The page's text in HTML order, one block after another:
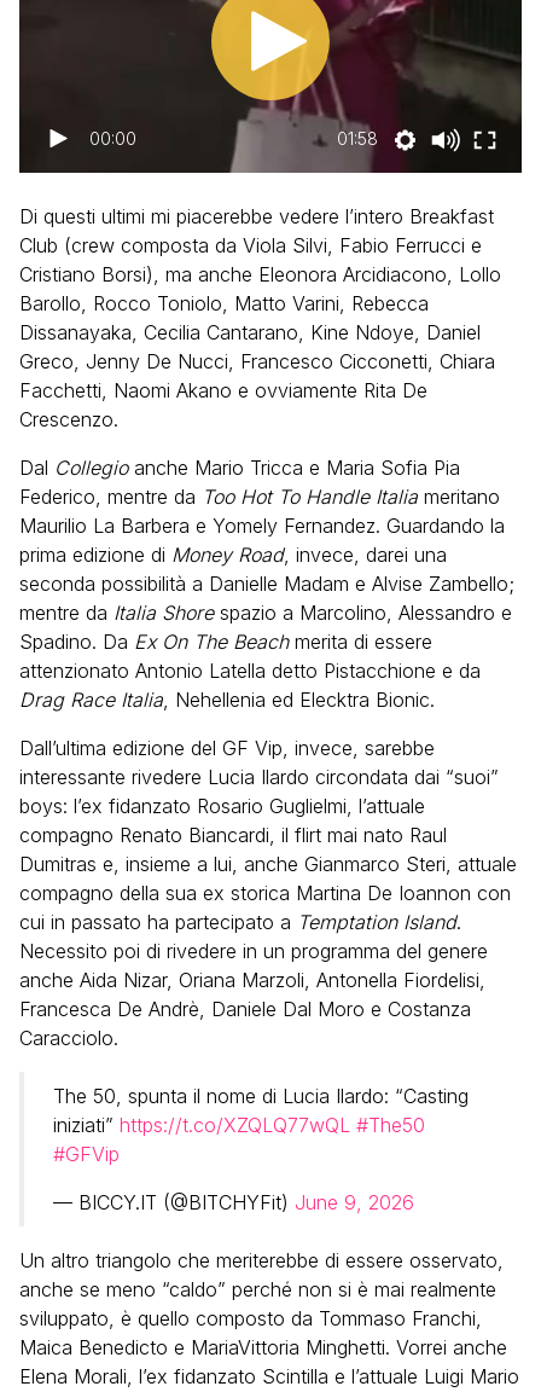
00:00 01:58
Di questi ultimi mi piacerebbe vedere l’intero Breakfast
Club (crew composta da Viola Silvi, Fabio Ferrucci e
Cristiano Borsi), ma anche Eleonora Arcidiacono, Lollo
Barollo, Rocco Toniolo, Matto Varini, Rebecca
Dissanayaka, Cecilia Cantarano, Kine Ndoye, Daniel
Greco, Jenny De Nucci, Francesco Cicconetti, Chiara
Facchetti, Naomi Akano e ovviamente Rita De
Crescenzo.
Dal Collegioanche Mario Tricca e Maria Sofia Pia
Federico, mentre da Too Hot To Handle Italia meritano
Maurilio La Barbera e Yomely Fernandez. Guardando la
prima edizione di Money Road, invece, darei una
seconda possibilità a Danielle Madam e Alvise Zambello;
mentre da Italia Shorespazio a Marcolino, Alessandro e
Spadino. Da Ex On The Beachmerita di essere
attenzionato Antonio Latella detto Pistacchione e da
Drag Race Italia, Nehellenia ed Elecktra Bionic.
Dall’ultima edizione del GF Vip, invece, sarebbe
interessante rivedere Lucia Ilardo circondata dai “suoi”
boys: l’ex fidanzato Rosario Guglielmi, l’attuale
compagno Renato Biancardi, il flirt mai nato Raul
Dumitras e, insieme a lui, anche Gianmarco Steri, attuale
compagno della sua ex storica Martina De Ioannon con
cui in passato ha partecipato a Temptation Island.
Necessito poi di rivedere in un programma del genere
anche Aida Nizar, Oriana Marzoli, Antonella Fiordelisi,
Francesca De Andrè, Daniele Dal Moro e Costanza
Caracciolo.
The 50, spunta il nome di Lucia Ilardo: “Casting
iniziati” https://t.co/XZQLQ77wQL #The50
#GFVip
— BICCY.IT (@BITCHYFit) June 9, 2026
Un altro triangolo che meriterebbe di essere osservato,
anche se meno “caldo” perché non si è mai realmente
sviluppato, è quello composto da Tommaso Franchi,
Maica Benedicto e MariaVittoria Minghetti. Vorrei anche
Elena Morali, l’ex fidanzato Scintilla e l’attuale Luigi Mario